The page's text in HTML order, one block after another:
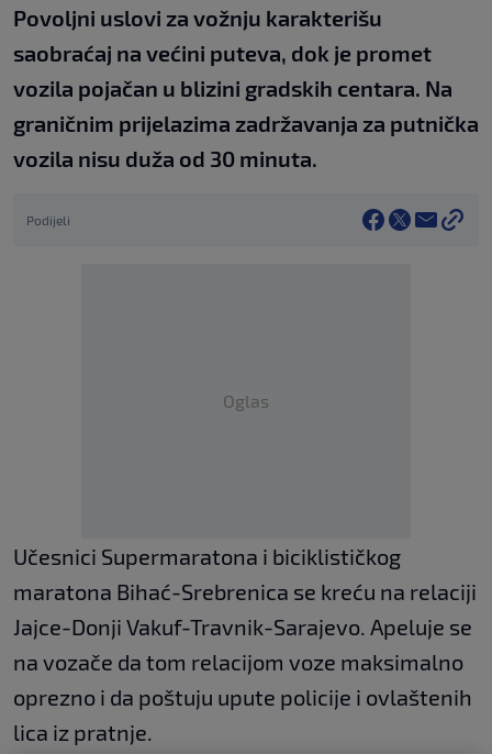
Povoljni uslovi za vožnju karakterišu
saobraćaj na većini puteva, dok je promet
vozila pojačan u blizini gradskih centara. Na
graničnim prijelazima zadržavanja za putnička
vozila nisu duža od 30 minuta.
Podijeli
Oglas
Učesnici Supermaratona i biciklističkog
maratona Bihać-Srebrenica se kreću na relaciji
Jajce-Donji Vakuf-Travnik-Sarajevo. Apeluje se
na vozače da tom relacijom voze maksimalno
oprezno i da poštuju upute policije i ovlaštenih
lica iz pratnje.